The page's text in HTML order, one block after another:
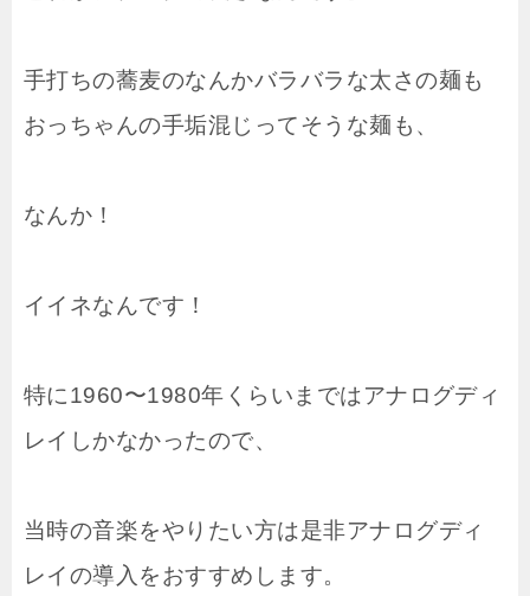
手打ちの蕎麦のなんかバラバラな太さの麺も
おっちゃんの手垢混じってそうな麺も、
なんか！
イイネなんです！
特に1960〜1980年くらいまではアナログディ
レイしかなかったので、
当時の音楽をやりたい方は是非アナログディ
レイの導入をおすすめします。